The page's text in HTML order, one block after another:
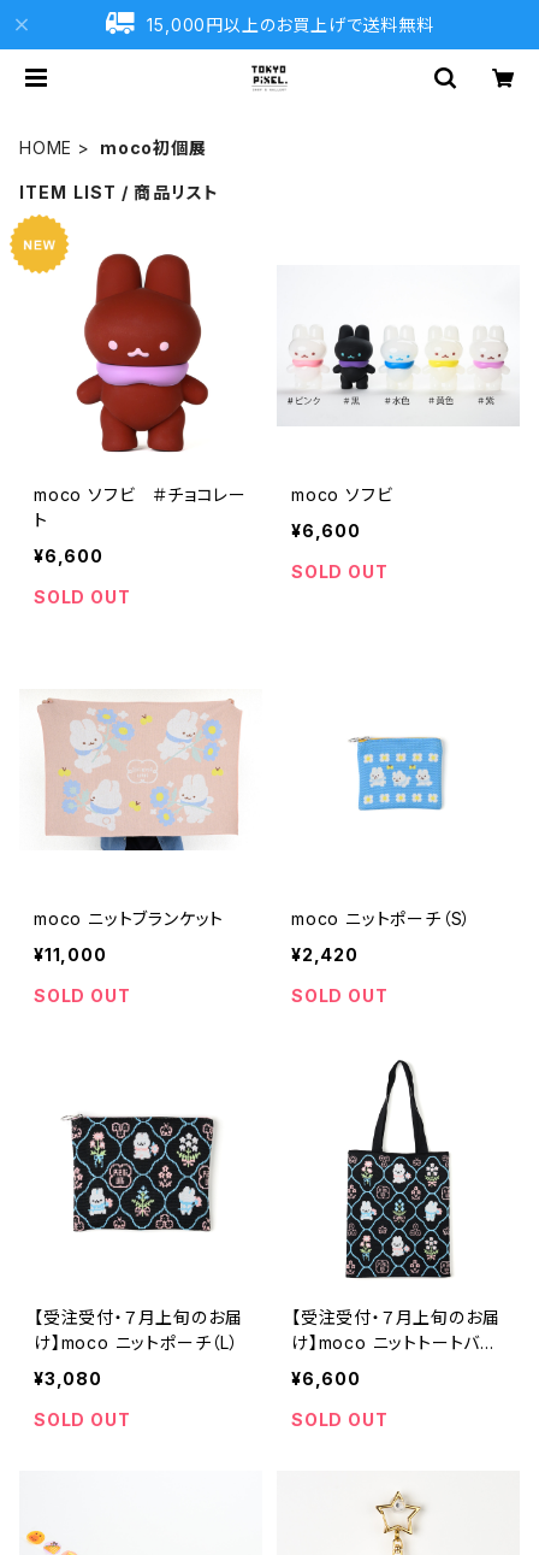
15,000円以上のお買上げで送料無料
HOME moco初個展
ITEM LIST / 商品リスト
moco ソフビ ＃チョコレー
ト
¥6,600
SOLD OUT
moco ソフビ
¥6,600
SOLD OUT
moco ニットブランケット
¥11,000
SOLD OUT
moco ニットポーチ（S）
¥2,420
SOLD OUT
【受注受付・７月上旬のお届
け】moco ニットポーチ（L）
¥3,080
SOLD OUT
【受注受付・７月上旬のお届
け】moco ニットトートバッ
グ
¥6,600
SOLD OUT